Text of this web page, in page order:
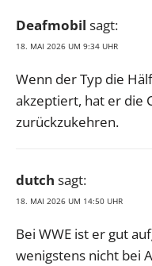
Deafmobil sagt:
18. MAI 2026 UM 9:34 UHR
Wenn der Typ die
akzeptiert, hat er die
zurückzukehren.
dutch sagt:
18. MAI 2026 UM 14:50 UHR
Bei WWE ist er gut
wenigstens nicht bei